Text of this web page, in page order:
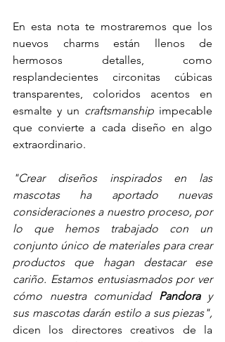
En esta nota te mostraremos que los
nuevos charms están llenos de
hermosos detalles, como
resplandecientes circonitas cúbicas
transparentes, coloridos acentos en
esmalte y un craftsmanship impecable
que convierte a cada diseño en algo
extraordinario.
"Crear diseños inspirados en las
mascotas ha aportado nuevas
consideraciones a nuestro proceso, por
lo que hemos trabajado con un
conjunto único de materiales para crear
productos que hagan destacar ese
cariño. Estamos entusiasmados por ver
cómo nuestra comunidad Pandora y
dicen los directores creativos de la